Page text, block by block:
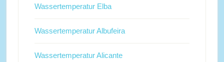
Wassertemperatur Elba
Wassertemperatur Albufeira
Wassertemperatur Alicante